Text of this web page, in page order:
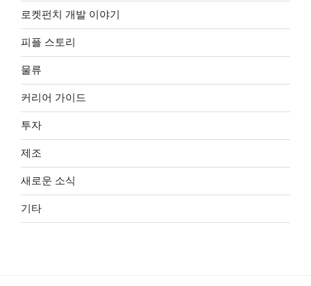
로켓펀치 개발 이야기
피플 스토리
물류
커리어 가이드
투자
제조
새로운 소식
기타